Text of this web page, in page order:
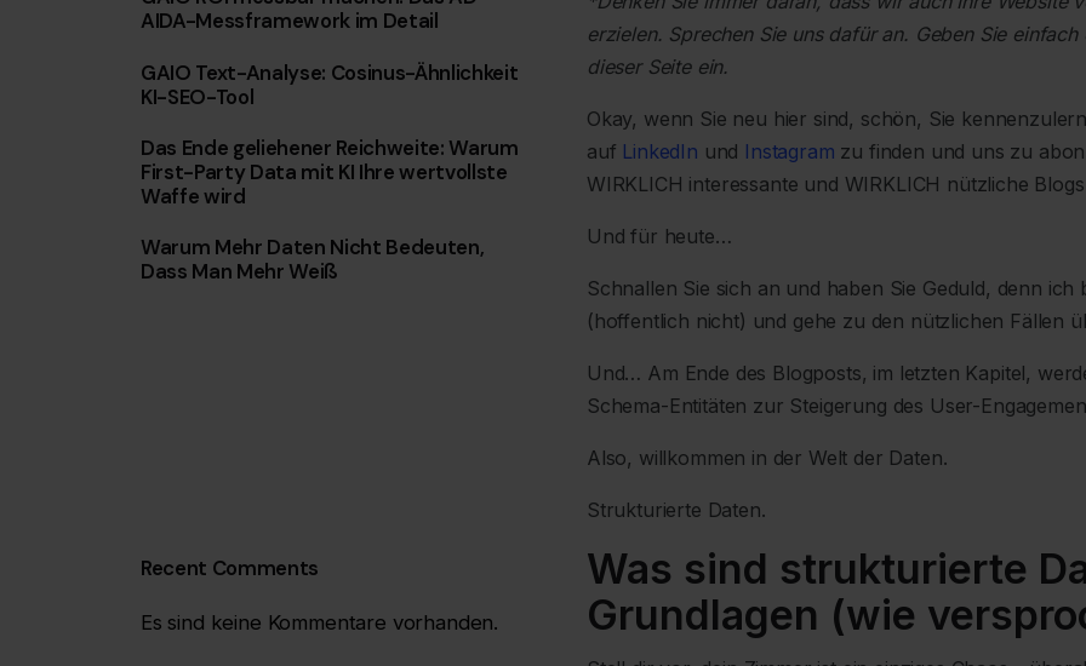
w
h
AIDA-Messframework im Detail
GAIO Text-Analyse: Cosinus-Ähnlichkeit
KI-SEO-Tool
Das Ende geliehener Reichweite: Warum
First-Party Data mit KI Ihre wertvollste
Waffe wird
Warum Mehr Daten Nicht Bedeuten,
Dass Man Mehr Weiß
Recent Comments
Es sind keine Kommentare vorhanden.
erzielen. Sprechen Sie uns dafür an. Geben Sie
dieser Seite ein.
Okay, wenn Sie neu hier sind, schön, Sie
auf LinkedIn und Instagram zu finden und uns zu
WIRKLICH interessante und WIRKLICH nützliche
Und für heute…
Schnallen Sie sich an und haben Sie Geduld, denn ich
(hoffentlich nicht) und gehe zu den nützlichen Fällen
Und… Am Ende des Blogposts, im letzten Kapitel,
Schema-Entitäten zur Steigerung des User-
Also, willkommen in der Welt der Daten.
Strukturierte Daten.
Was sind strukturierte
Grundlagen (wie